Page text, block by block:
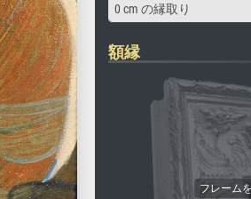
0 cm の縁取り
額縁